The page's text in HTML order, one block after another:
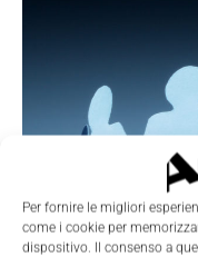
Per fornire le migliori
come i cookie per
dispositivo. Il consenso a